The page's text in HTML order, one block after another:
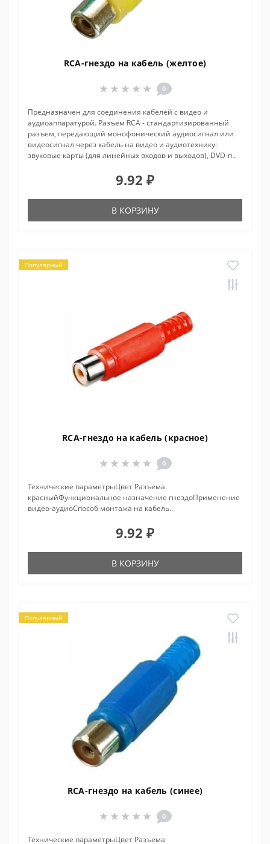
RCA-гнездо на кабель (желтое)
0
Предназначен для соединения кабелей с видео и
аудиоаппаратурой. Разъем RCA - стандартизированный
разъем, передающий монофонический аудиосигнал или
видеосигнал через кабель на видео и аудиотехнику:
звуковые карты (для линейных входов и выходов), DVD-п..
9.92 ₽
В КОРЗИНУ
Популярный
RCA-гнездо на кабель (красное)
0
Технические параметрыЦвет Разъема
красныйФункциональное назначение гнездоПрименение
видео-аудиоСпособ монтажа на кабель..
9.92 ₽
В КОРЗИНУ
Популярный
RCA-гнездо на кабель (синее)
0
Технические параметрыЦвет Разъема